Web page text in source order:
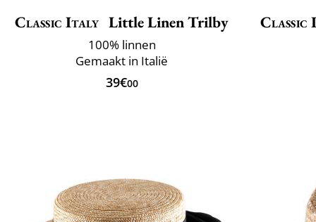
Classic Italy Little Linen Trilby
100% linnen
Gemaakt in Italië
39€00
Classic